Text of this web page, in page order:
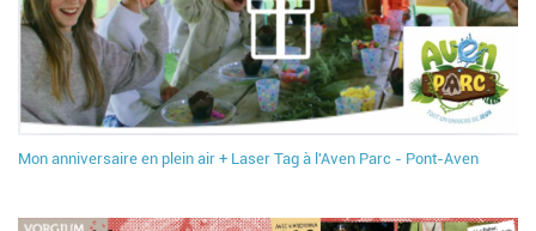
Mon anniversaire en plein air + Laser Tag à l'Aven Parc - Pont-Aven